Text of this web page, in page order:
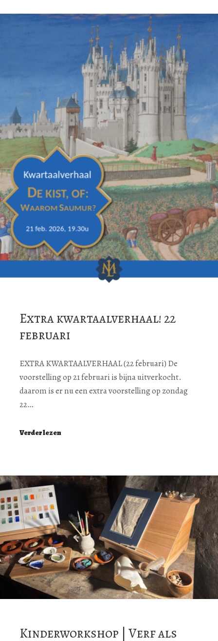
Extra kwartaalverhaal! 22
februari
EXTRA KWARTAALVERHAAL (22 februari) De
voorstelling op 21 februari is bijna uitverkocht.
daarom is er nu een extra voorstelling op zondag
22…
Verder lezen
Kinderworkshop | Verf als